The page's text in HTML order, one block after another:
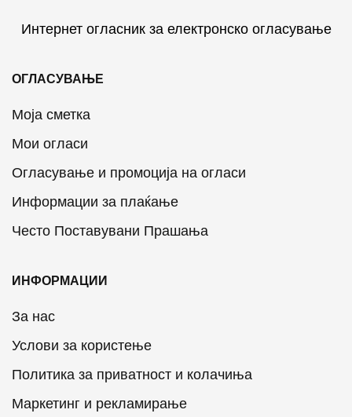
Интернет огласник за електронско огласување
ОГЛАСУВАЊЕ
Моја сметка
Мои огласи
Огласување и промоција на огласи
Информации за плаќање
Често Поставувани Прашања
ИНФОРМАЦИИ
За нас
Услови за користење
Политика за приватност и колачиња
Маркетинг и рекламирање